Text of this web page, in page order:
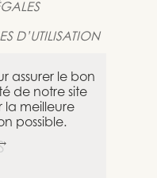
assurer le bon
de notre site
la meilleure
possible.
D’UTILISATION